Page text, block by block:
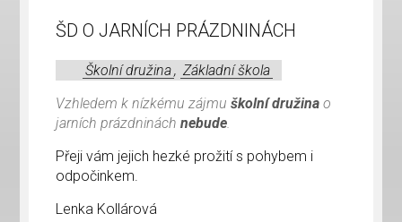
ŠD O JARNÍCH PRÁZDNINÁCH
Školní družina, Základní škola
Vzhledem k nízkému zájmuškolní družina o
jarních prázdnináchnebude.
Přeji vám jejich hezké prožití s pohybem i
odpočinkem.
Lenka Kollárová